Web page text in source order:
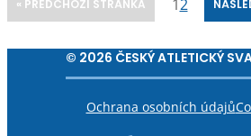
« PŘEDCHOZÍ STRÁNKA 12
© 2026 ČESKÝ ATLETICKÝ
Ochrana osobních údajů